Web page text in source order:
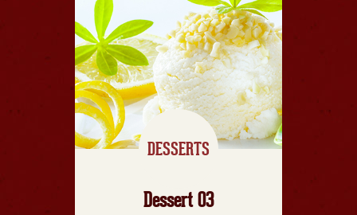
DESSERTS
Dessert 03